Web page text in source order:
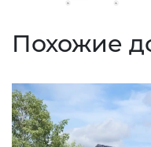
Похожие